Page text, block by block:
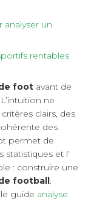
analyser un
rentables
foot avant de
ne
clairs, des
des
permet de
statistiques et l’
: construire une
football.
guide analyse